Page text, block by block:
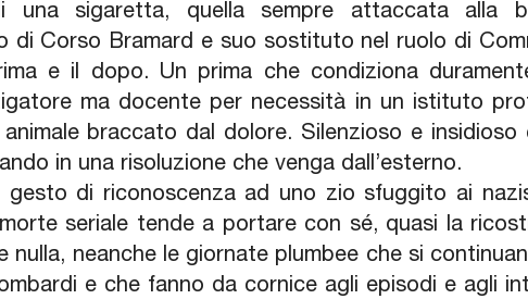
sigaretta, quella sempre attaccata alla
di Corso Bramard e suo sostituto nel ruolo di
e il dopo. Un prima che condiziona
ma docente per necessità in un istituto
animale braccato dal dolore. Silenzioso e
in una risoluzione che venga dall’esterno.
gesto di riconoscenza ad uno zio sfuggito ai
seriale tende a portare con sé, quasi la
nulla, neanche le giornate plumbee che si
e che fanno da cornice agli episodi e agli